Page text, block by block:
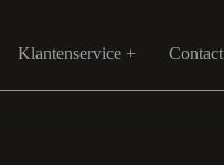
Klantenservice + Contact